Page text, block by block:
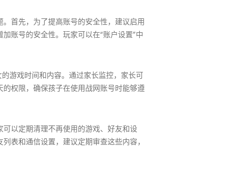
首先，为了提高账号的安全性，建议启用
账号的安全性。玩家可以在“账户设置”中
游戏时间和内容。通过家长监控，家长可
权限，确保孩子在使用战网账号时能够遵
以定期清理不再使用的游戏、好友和设
表和通信设置，建议定期审查这些内容，